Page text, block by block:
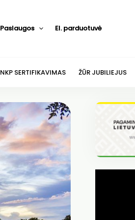
Paslaugos El. parduotuvė
NKP SERTIFIKAVIMAS ŽŪR JUBILIEJUS